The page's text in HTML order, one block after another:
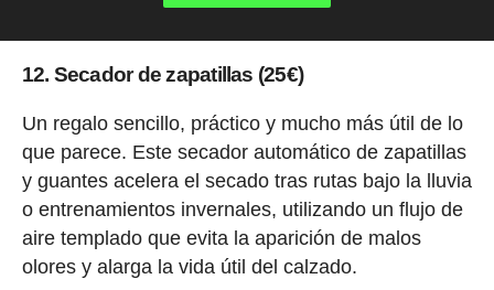
12. Secador de zapatillas (25€)
Un regalo sencillo, práctico y mucho más útil de lo
que parece. Este secador automático de zapatillas
y guantes acelera el secado tras rutas bajo la lluvia
o entrenamientos invernales, utilizando un flujo de
aire templado que evita la aparición de malos
olores y alarga la vida útil del calzado.